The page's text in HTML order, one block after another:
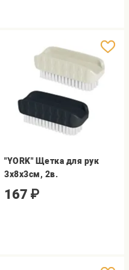
"YORK" Щетка для рук
3х8х3см, 2в.
167 ₽